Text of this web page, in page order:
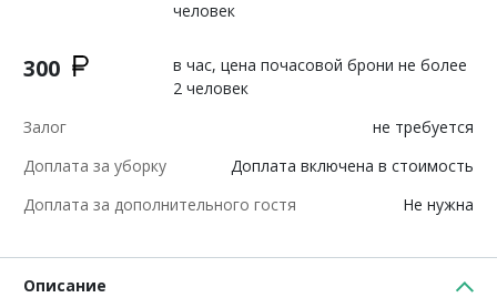
человек
300
в час, цена почасовой брони не более
2 человек
Залог
не требуется
Доплата за уборку
Доплата включена в стоимость
Доплата за дополнительного гостя
Не нужна
Описание